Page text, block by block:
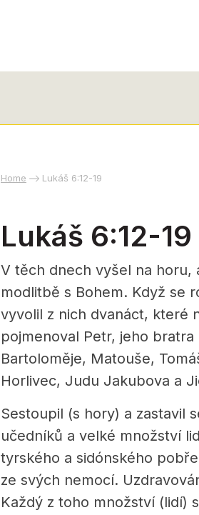
Home Lukáš 6:12-19
Lukáš 6:12-19
V těch dnech vyšel na horu,
modlitbě s Bohem. Když se
vyvolil z nich dvanáct, které
pojmenoval Petr, jeho
Bartoloměje, Matouše,
Horlivec, Judu Jakubova a
Sestoupil (s hory) a zastavil
učedníků a velké množství
tyrského a sidónského
ze svých nemocí.
Každý z toho množství (lidí)